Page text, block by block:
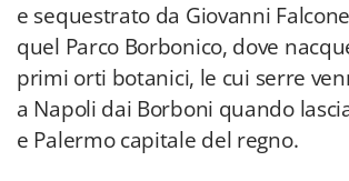
e sequestrato da Giovanni
quel Parco Borbonico, dove
primi orti botanici, le cui serre
a Napoli dai Borboni quando
e Palermo capitale del regno.